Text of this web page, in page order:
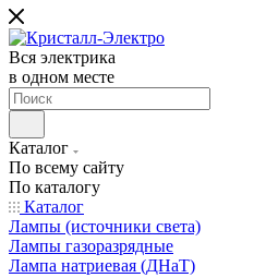
Вся электрика
в одном месте
Каталог
По всему сайту
По каталогу
Каталог
Лампы (источники света)
Лампы газоразрядные
Лампа натриевая (ДНаТ)